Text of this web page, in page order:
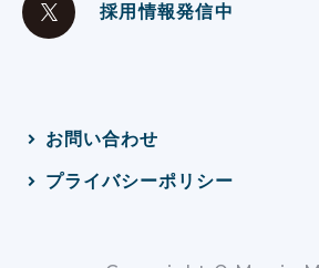
採用情報発信中
お問い合わせ
プライバシーポリシー